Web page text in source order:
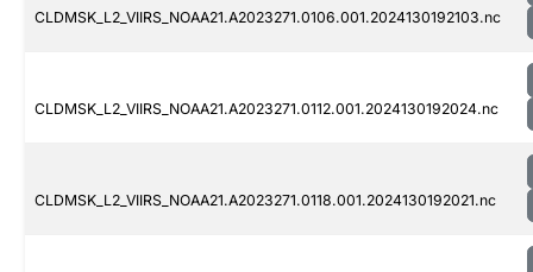
CLDMSK_L2_VIIRS_NOAA21.A2023271.0106.001.2024130192103.nc
CLDMSK_L2_VIIRS_NOAA21.A2023271.0112.001.2024130192024.nc
CLDMSK_L2_VIIRS_NOAA21.A2023271.0118.001.2024130192021.nc